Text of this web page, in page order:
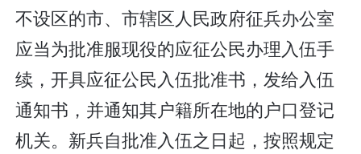
不设区的市、市辖区人民政府征兵办公室
应当为批准服现役的应征公民办理入伍手
续，开具应征公民入伍批准书，发给入伍
通知书，并通知其户籍所在地的户口登记
机关。新兵自批准入伍之日起，按照规定